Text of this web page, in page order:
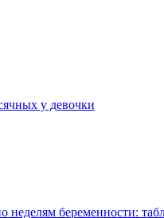
у девочки
беременности: